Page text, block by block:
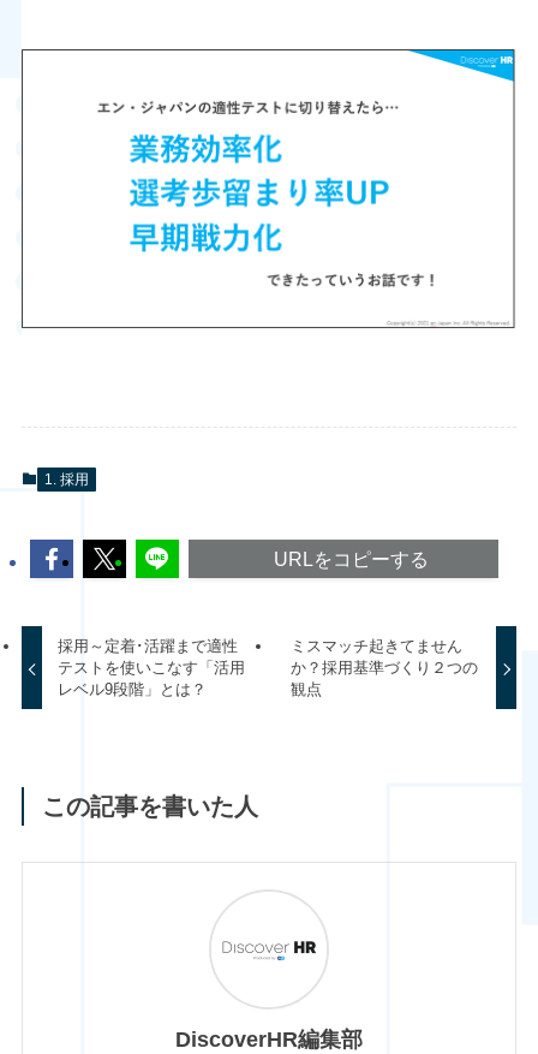
1. 採用
URLをコピーする
採用～定着･活躍まで適性
テストを使いこなす「活用
レベル9段階」とは？
ミスマッチ起きてません
か？採用基準づくり２つの
観点
この記事を書いた人
DiscoverHR編集部